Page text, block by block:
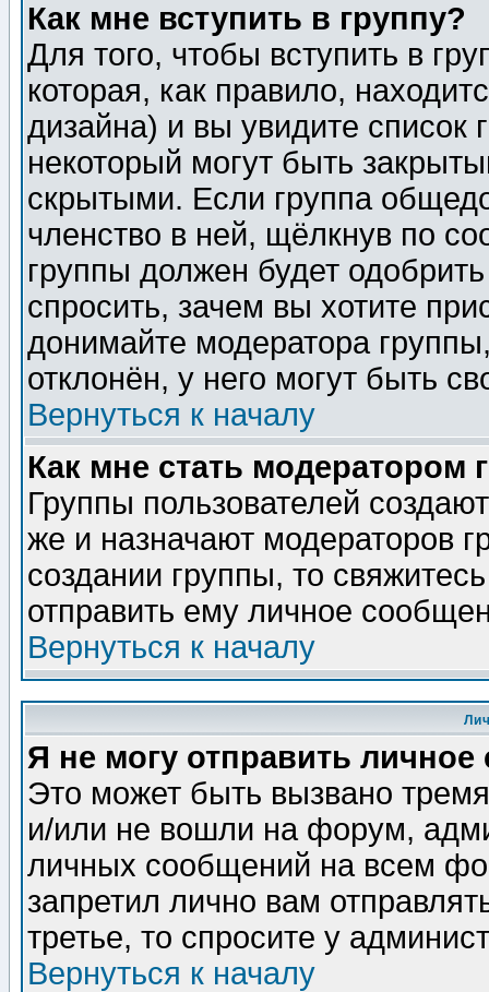
Как мне вступить в группу?
Для того, чтобы вступить в
которая, как правило,
дизайна) и вы увидите список
некоторый могут быть
скрытыми. Если группа
членство в ней, щёлкнув по
группы должен будет
спросить, зачем вы хотите
донимайте модератора
отклонён, у него могут быть
Вернуться к началу
Как мне стать модератором
Группы пользователей
же и назначают модераторов
создании группы, то
отправить ему личное
Вернуться к началу
Я не могу отправить
Это может быть вызвано
и/или не вошли на форум,
личных сообщений на всем
запретил лично вам
третье, то спросите у
Вернуться к началу